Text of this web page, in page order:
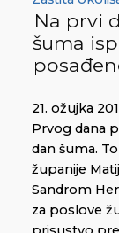
Na prvi
šuma
21. ožujka
Prvog dana
dan šuma.
županije
Sandrom
za poslove